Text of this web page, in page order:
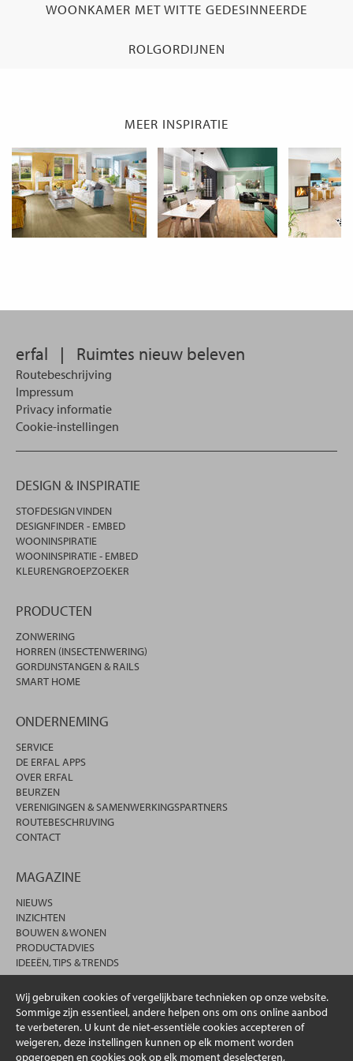
Wij gebruiken cookies of vergelijkbare technieken op onze website.
Sommige zijn essentieel, andere helpen ons om ons online aanbod
te verbeteren. U kunt de niet-essentiële cookies accepteren of
weigeren, deze instellingen kunnen op elk moment worden
opgeroepen en cookies ook op elk moment deselecteren,
WOONKAMER MET WITTE GEDESINNEERDE
ROLGORDIJNEN
MEER INSPIRATIE
erfal | Ruimtes nieuw beleven
Routebeschrijving
Impressum
Privacy informatie
Cookie-instellingen
DESIGN & INSPIRATIE
STOFDESIGN VINDEN
DESIGNFINDER - EMBED
WOONINSPIRATIE
WOONINSPIRATIE - EMBED
KLEURENGROEPZOEKER
PRODUCTEN
ZONWERING
HORREN (INSECTENWERING)
GORDIJNSTANGEN & RAILS
SMART HOME
ONDERNEMING
SERVICE
DE ERFAL APPS
OVER ERFAL
BEURZEN
VERENIGINGEN & SAMENWERKINGSPARTNERS
ROUTEBESCHRIJVING
CONTACT
MAGAZINE
NIEUWS
INZICHTEN
BOUWEN & WONEN
PRODUCTADVIES
IDEEËN, TIPS & TRENDS